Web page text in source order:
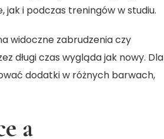
jak i podczas treningów w studiu.
widoczne zabrudzenia czy
długi czas wygląda jak nowy. Dla
dodatki w różnych barwach,
a